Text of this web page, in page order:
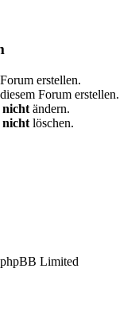
erstellen.
Forum erstellen.
nicht ändern.
nicht löschen.
Limited